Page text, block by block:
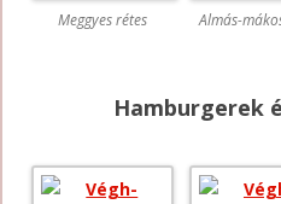
Meggyes rétes Almás-
Hamburgerek